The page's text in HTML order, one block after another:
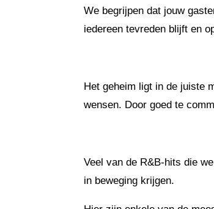
We begrijpen dat jouw
iedereen tevreden blijft en
Het geheim ligt in de juiste
wensen. Door goed te
Veel van de R&B-hits die
in beweging krijgen.